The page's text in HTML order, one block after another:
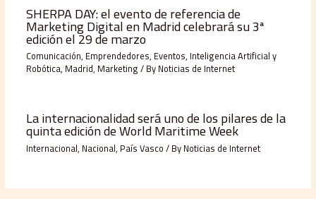
SHERPA DAY: el evento de referencia de
Marketing Digital en Madrid celebrará su 3ª
edición el 29 de marzo
Comunicación, Emprendedores, Eventos, Inteligencia Artificial y
Robótica, Madrid, Marketing/ ByNoticias de Internet
La internacionalidad será uno de los pilares de la
quinta edición de World Maritime Week
Internacional, Nacional, País Vasco/ ByNoticias de Internet